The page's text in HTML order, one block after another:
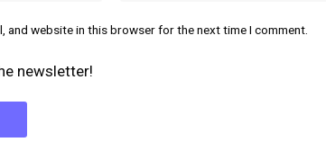
and website in this browser for the next time I comment.
newsletter!